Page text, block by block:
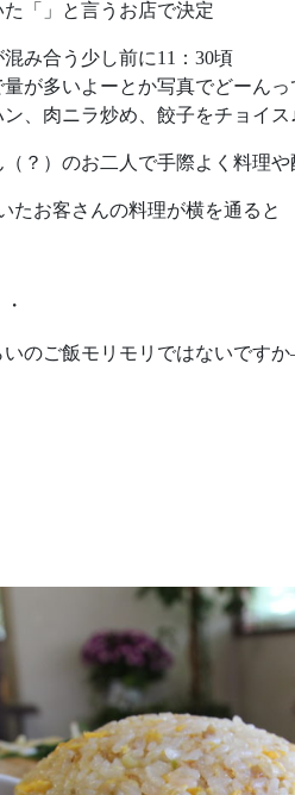
「」と言うお店で決定
み合う少し前に11：30頃
が多いよーとか写真でどーん
、肉ニラ炒め、餃子をチョイス
？）のお二人で手際よく料理や
たお客さんの料理が横を通ると
いのご飯モリモリではないです